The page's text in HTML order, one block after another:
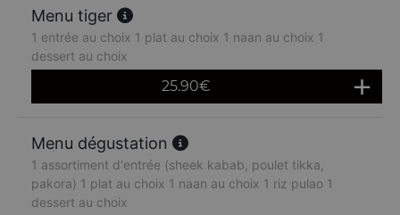
Menu tiger
1 entrée au choix 1 plat au choix 1 naan au choix 1
dessert au choix
25.90€
Menu dégustation
1 assortiment d'entrée (sheek kabab, poulet tikka,
pakora) 1 plat au choix 1 naan au choix 1 riz pulao 1
dessert au choix